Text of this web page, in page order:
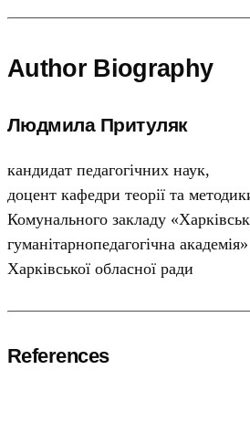
Author Biography
Людмила Притуляк
кандидат педагогічних наук,
доцент кафедри теорії та
Комунального закладу
гуманітарнопедагогічна академія»
Харківської обласної ради
References